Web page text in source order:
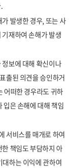
발생한 경우, 또는 사
재하여 손해가 발생
보에 대해 확신이나
출된 의견을 승인하거
어떠한 경우라도 귀하
입은 손해에 대해 책임
서비스를 매개로 하여
책임도 부담하지 아
하는 이익에 관하여